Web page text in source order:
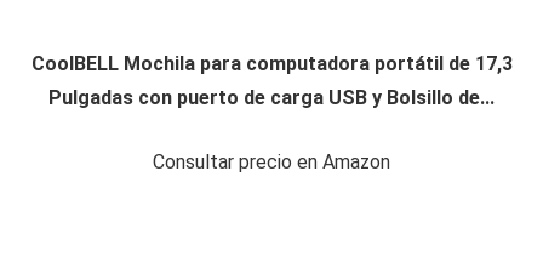
CoolBELL Mochila para computadora portátil de 17,3
Pulgadas con puerto de carga USB y Bolsillo de...
Consultar precio en Amazon